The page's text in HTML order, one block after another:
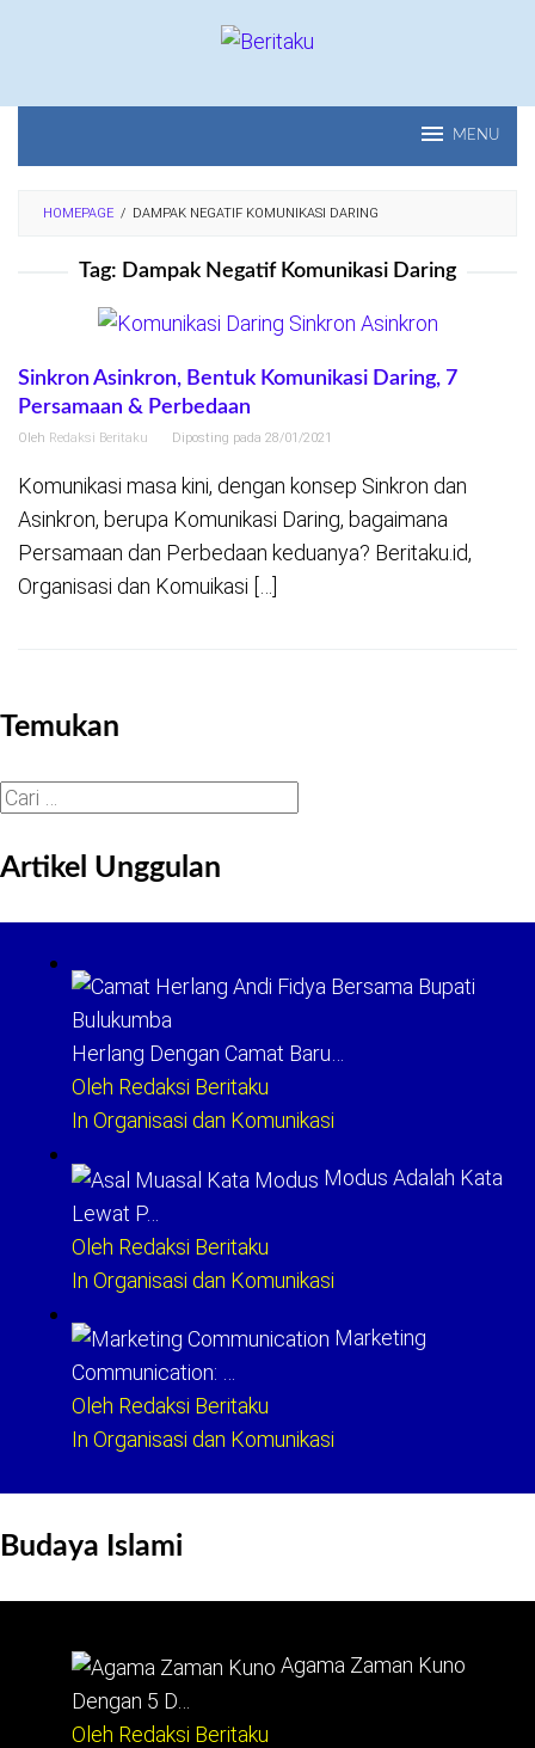
MENU
HOMEPAGE / DAMPAK NEGATIF KOMUNIKASI DARING
Tag: Dampak Negatif Komunikasi Daring
Sinkron Asinkron, Bentuk Komunikasi Daring, 7
Persamaan & Perbedaan
Oleh Redaksi Beritaku Diposting pada 28/01/2021
Komunikasi masa kini, dengan konsep Sinkron dan
Asinkron, berupa Komunikasi Daring, bagaimana
Persamaan dan Perbedaan keduanya? Beritaku.id,
Organisasi dan Komuikasi […]
Temukan
Cari
Artikel Unggulan
Herlang Dengan Camat Baru…
Oleh Redaksi Beritaku
In Organisasi dan Komunikasi
Modus Adalah Kata
Lewat P…
Oleh Redaksi Beritaku
In Organisasi dan Komunikasi
Marketing
Communication: …
Oleh Redaksi Beritaku
In Organisasi dan Komunikasi
Budaya Islami
Agama Zaman Kuno
Dengan 5 D…
Oleh Redaksi Beritaku